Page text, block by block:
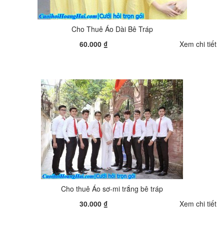
Cho Thuê Áo Dài Bê Tráp
60.000 ₫
Xem chi tiết
Cho thuê Áo sơ-mi trắng bê tráp
30.000 ₫
Xem chi tiết